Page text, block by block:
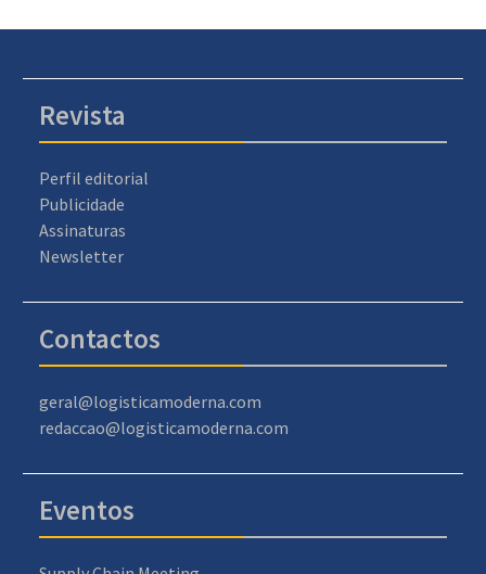
Revista
Perfil editorial
Publicidade
Assinaturas
Newsletter
Contactos
geral@logisticamoderna.com
redaccao@logisticamoderna.com
Eventos